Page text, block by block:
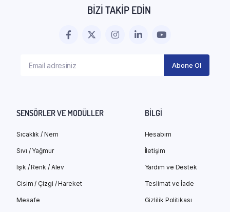
BIZI TAKIP EDIN
SENSÖRLER VE MODÜLLER
Sıcaklık / Nem
Sıvı / Yağmur
Işık / Renk / Alev
Cisim / Çizgi / Hareket
Mesafe
BILGI
Hesabım
İletişim
Yardım ve Destek
Teslimat ve İade
Gizlilik Politikası